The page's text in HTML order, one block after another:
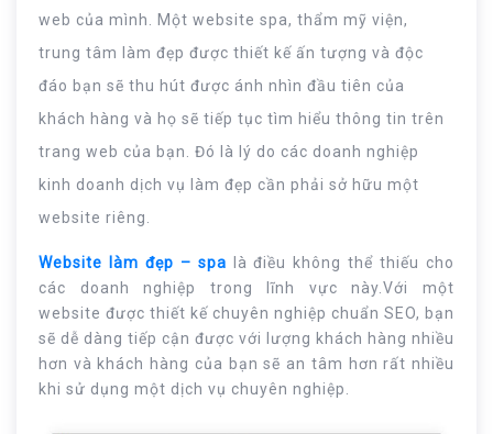
web của mình. Một website spa, thẩm mỹ viện,
trung tâm làm đẹp được thiết kế ấn tượng và độc
đáo bạn sẽ thu hút được ánh nhìn đầu tiên của
khách hàng và họ sẽ tiếp tục tìm hiểu thông tin trên
trang web của bạn. Đó là lý do các doanh nghiệp
kinh doanh dịch vụ làm đẹp cần phải sở hữu một
website riêng.
Website làm đẹp – spa là điều không thể thiếu cho
các doanh nghiệp trong lĩnh vực này.Với một
website được thiết kế chuyên nghiệp chuẩn SEO, bạn
sẽ dễ dàng tiếp cận được với lượng khách hàng nhiều
hơn và khách hàng của bạn sẽ an tâm hơn rất nhiều
khi sử dụng một dịch vụ chuyên nghiệp.